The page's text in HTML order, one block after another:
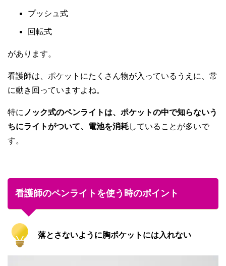
プッシュ式
回転式
があります。
看護師は、ポケットにたくさん物が入っているうえに、常
に動き回っていますよね。
特に ノック式のペンライトは、ポケットの中で知らないう
ちにライトがついて、電池を消耗していることが多いで
す。
看護師のペンライトを使う時のポイント
落とさないように胸ポケットには入れない